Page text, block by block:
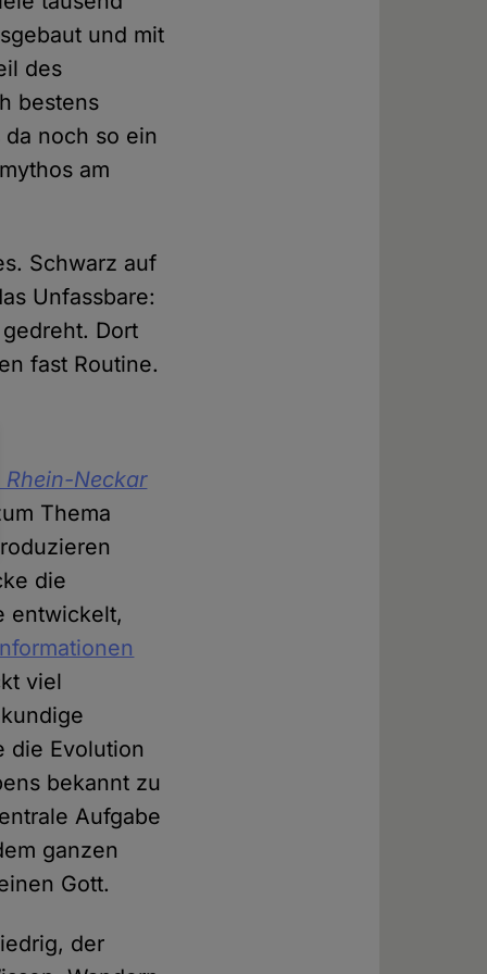
und mit
des
bestens
noch so ein
am
Schwarz auf
Unfassbare:
Dort
fast Routine.
Neckar
Thema
die
entwickelt,
viel
die Evolution
bekannt zu
Aufgabe
ganzen
Gott.
der